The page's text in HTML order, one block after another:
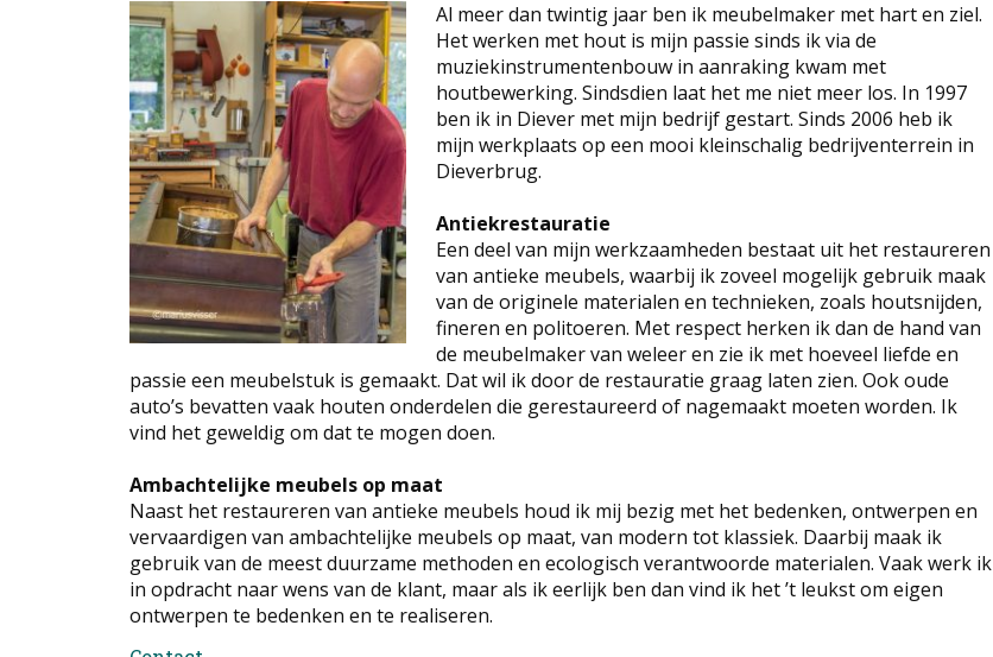
Al meer dan twintig jaar ben ik meubelmaker met hart en ziel.
Het werken met hout is mijn passie sinds ik via de
muziekinstrumentenbouw in aanraking kwam met
houtbewerking. Sindsdien laat het me niet meer los. In 1997
ben ik in Diever met mijn bedrijf gestart. Sinds 2006 heb ik
mijn werkplaats op een mooi kleinschalig bedrijventerrein in
Dieverbrug.
Antiekrestauratie
Een deel van mijn werkzaamheden bestaat uit het restaureren
van antieke meubels, waarbij ik zoveel mogelijk gebruik maak
van de originele materialen en technieken, zoals houtsnijden,
fineren en politoeren. Met respect herken ik dan de hand van
de meubelmaker van weleer en zie ik met hoeveel liefde en
passie een meubelstuk is gemaakt. Dat wil ik door de restauratie graag laten zien. Ook oude
auto’s bevatten vaak houten onderdelen die gerestaureerd of nagemaakt moeten worden. Ik
vind het geweldig om dat te mogen doen.
Ambachtelijke meubels op maat
Naast het restaureren van antieke meubels houd ik mij bezig met het bedenken, ontwerpen en
vervaardigen van ambachtelijke meubels op maat, van modern tot klassiek. Daarbij maak ik
gebruik van de meest duurzame methoden en ecologisch verantwoorde materialen. Vaak werk ik
in opdracht naar wens van de klant, maar als ik eerlijk ben dan vind ik het ’t leukst om eigen
ontwerpen te bedenken en te realiseren.